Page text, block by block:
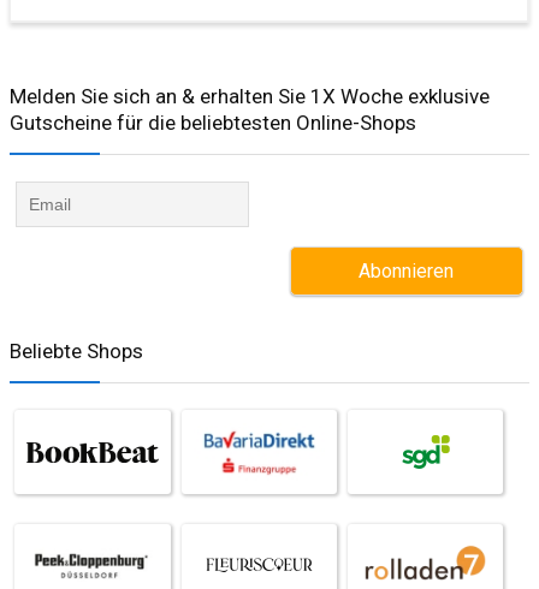
Melden Sie sich an & erhalten Sie 1X Woche exklusive
Gutscheine für die beliebtesten Online-Shops​
Beliebte Shops